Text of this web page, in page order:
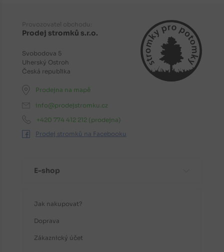
Provozovatel obchodu:
Prodej stromků s.r.o.
Svobodova 5
Uherský Ostroh
Česká republika
Prodejna na mapě
info@prodejstromku.cz
+420 774 412 212 (prodejna)
Prodej stromků na Facebooku
E-shop
Jak nakupovat?
Doprava
Zákaznický účet